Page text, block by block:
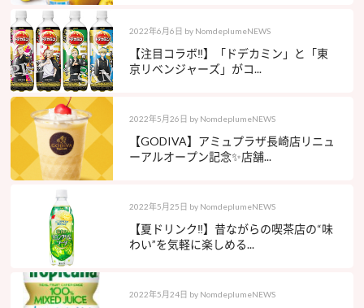
2022年6月6日 by NomdeplumeNEWS
【注目コラボ‼︎】「ドデカミン」と「東
京リベンジャーズ」がコ...
2022年5月26日 by NomdeplumeNEWS
【GODIVA】アミュプラザ長崎店リニュ
ーアルオープン記念✨店舗...
2022年5月25日 by NomdeplumeNEWS
【夏ドリンク‼︎】昔ながらの喫茶店の“味
わい”を気軽に楽しめる...
2022年5月24日 by NomdeplumeNEWS